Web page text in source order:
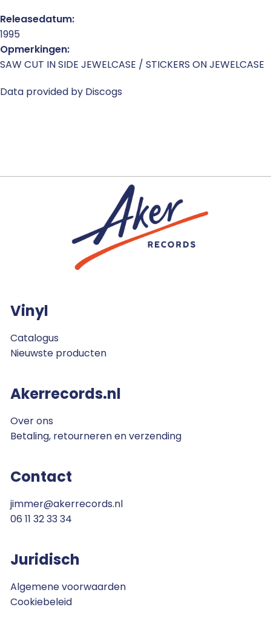
Releasedatum:
1995
Opmerkingen:
SAW CUT IN SIDE JEWELCASE / STICKERS ON JEWELCASE
Data provided by Discogs
Vinyl
Catalogus
Nieuwste producten
Akerrecords.nl
Over ons
Betaling, retourneren en verzending
Contact
jimmer@akerrecords.nl
06 11 32 33 34
Juridisch
Algemene voorwaarden
Cookiebeleid